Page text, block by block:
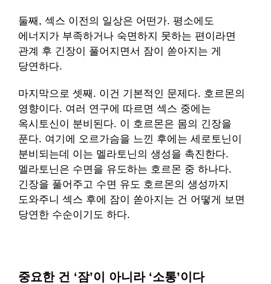
둘째, 섹스 이전의 일상은 어떤가. 평소에도
에너지가 부족하거나 숙면하지 못하는 편이라면
관계 후 긴장이 풀어지면서 잠이 쏟아지는 게
당연하다.
마지막으로 셋째. 이건 기본적인 문제다. 호르몬의
영향이다. 여러 연구에 따르면 섹스 중에는
옥시토신이 분비된다. 이 호르몬은 몸의 긴장을
푼다. 여기에 오르가슴을 느낀 후에는 세로토닌이
분비되는데 이는 멜라토닌의 생성을 촉진한다.
멜라토닌은 수면을 유도하는 호르몬 중 하나다.
긴장을 풀어주고 수면 유도 호르몬의 생성까지
도와주니 섹스 후에 잠이 쏟아지는 건 어떻게 보면
당연한 수순이기도 하다.
중요한 건 ‘잠’이 아니라 ‘소통’이다